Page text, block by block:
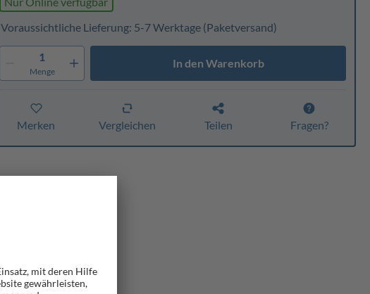
Voraussichtliche Lieferung: 5-7 Werktage(Paketversand)
1
Menge
In den Warenkorb
Merken Vergleichen Teilen Fragen?